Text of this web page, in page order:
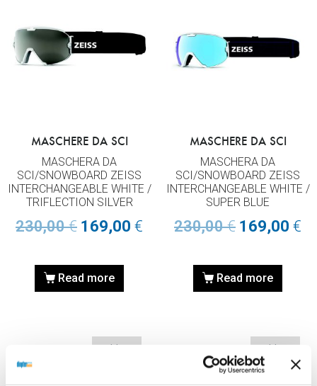
MASCHERE DA SCI
MASCHERA DA
SCI/SNOWBOARD ZEISS
INTERCHANGEABLE WHITE /
TRIFLECTION SILVER
230,00€ 169,00 €
Read more
MASCHERE DA SCI
MASCHERA DA
SCI/SNOWBOARD ZEISS
INTERCHANGEABLE WHITE /
SUPER BLUE
230,00€ 169,00 €
Read more
Sold out Sold out